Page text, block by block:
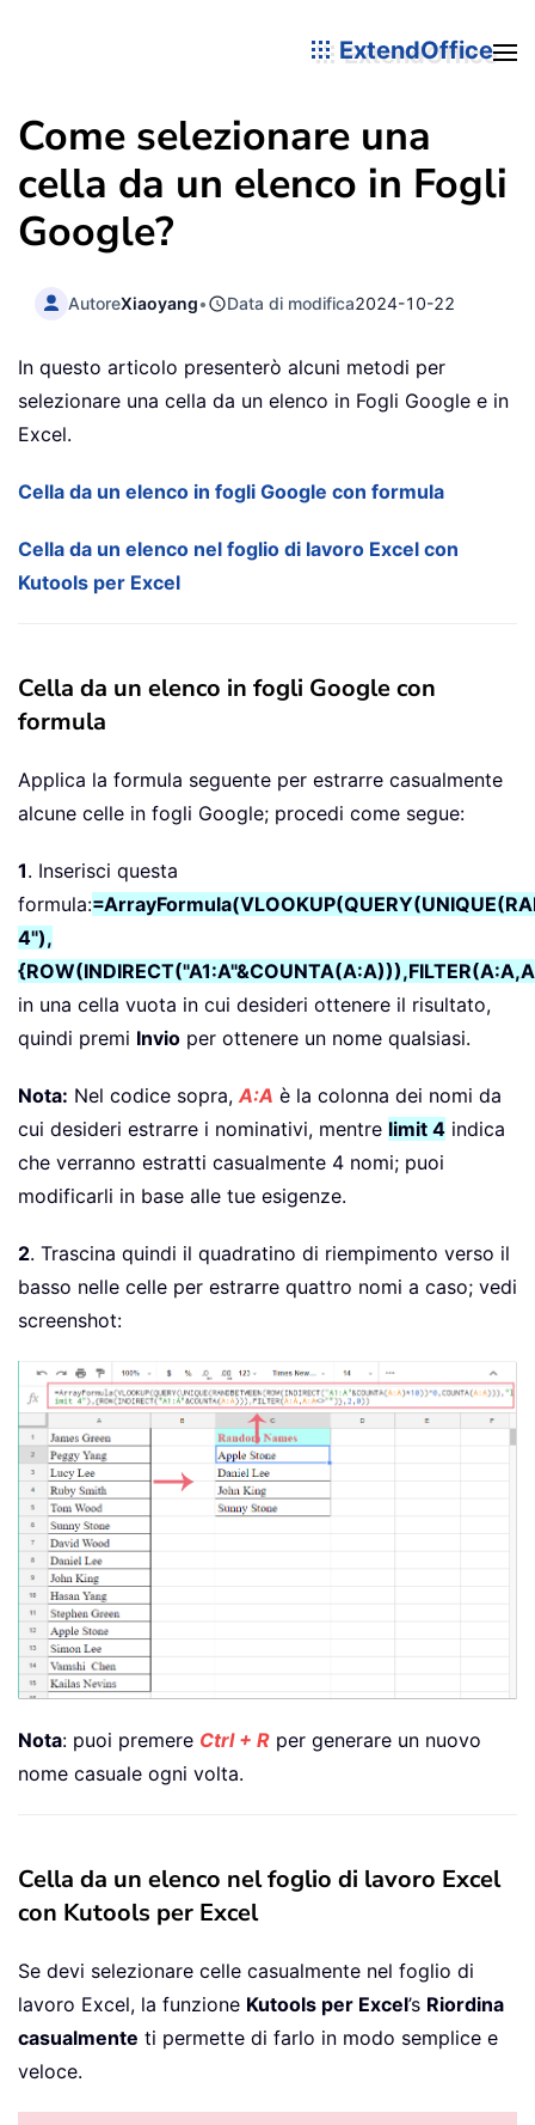
ExtendOffice
Come selezionare una
cella da un elenco in Fogli
Google?
AutoreXiaoyang• Data di modifica2024-10-22
In questo articolo presenterò alcuni metodi per
selezionare una cella da un elenco in Fogli Google e in
Excel.
Cella da un elenco in fogli Google con formula
Cella da un elenco nel foglio di lavoro Excel con
Kutools per Excel
Cella da un elenco in fogli Google con
formula
Applica la formula seguente per estrarre casualmente
alcune celle in fogli Google; procedi come segue:
1. Inserisci questa
formula:
4"),
in una cella vuota in cui desideri ottenere il risultato,
quindi premi Invio per ottenere un nome qualsiasi.
Nota: Nel codice sopra, A:A è la colonna dei nomi da
cui desideri estrarre i nominativi, mentre limit 4 indica
che verranno estratti casualmente 4 nomi; puoi
modificarli in base alle tue esigenze.
2. Trascina quindi il quadratino di riempimento verso il
basso nelle celle per estrarre quattro nomi a caso; vedi
screenshot:
Nota: puoi premere Ctrl + R per generare un nuovo
nome casuale ogni volta.
Cella da un elenco nel foglio di lavoro Excel
con Kutools per Excel
Se devi selezionare celle casualmente nel foglio di
lavoro Excel, la funzione Kutools per Excel’s Riordina
casualmente ti permette di farlo in modo semplice e
veloce.